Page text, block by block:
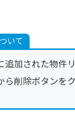
いて
加された物件
ら削除ボタンを